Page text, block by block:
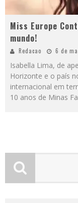
Miss Europe
mundo!
Redacao 6 de
Isabella Lima, de
Horizonte e o país
internacional em
10 anos de Minas